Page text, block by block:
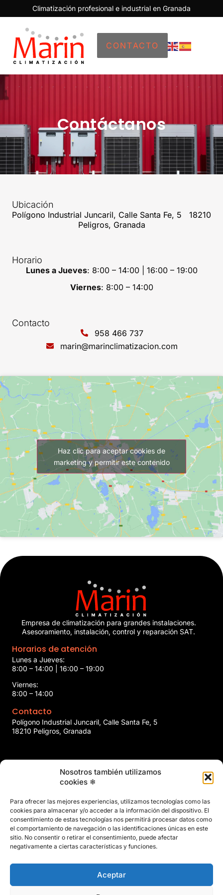
Nosotros también utilizamos
cookies ❄
Para ofrecer las mejores experiencias, utilizamos tecnologías como las
cookies para almacenar y/o acceder a la información del dispositivo. El
consentimiento de estas tecnologías nos permitirá procesar datos como
el comportamiento de navegación o las identificaciones únicas en este
sitio. No consentir o retirar el consentimiento, puede afectar
negativamente a ciertas características y funciones.
Aceptar
Climatización profesional e industrial en Granada
CONTACTO
Contáctanos
Ubicación
Polígono Industrial Juncaril, Calle Santa Fe, 5 18210
Peligros, Granada
Horario
Lunes a Jueves: 8:00 – 14:00 | 16:00 – 19:00
Viernes: 8:00 – 14:00
Contacto
958 466 737
marin@marinclimatizacion.com
Haz clic para aceptar cookies de
marketing y permitir este contenido
Empresa de climatización para grandes instalaciones.
Asesoramiento, instalación, control y reparación SAT.
Horarios de atención
Lunes a Jueves:
8:00 – 14:00 | 16:00 – 19:00
Viernes:
8:00 – 14:00
Contacto
Polígono Industrial Juncaril, Calle Santa Fe, 5
18210 Peligros, Granada
marin@marinclimatizacion.com
el Trabajo
Aviso Legal
Privacidad
Políticas de Cookies